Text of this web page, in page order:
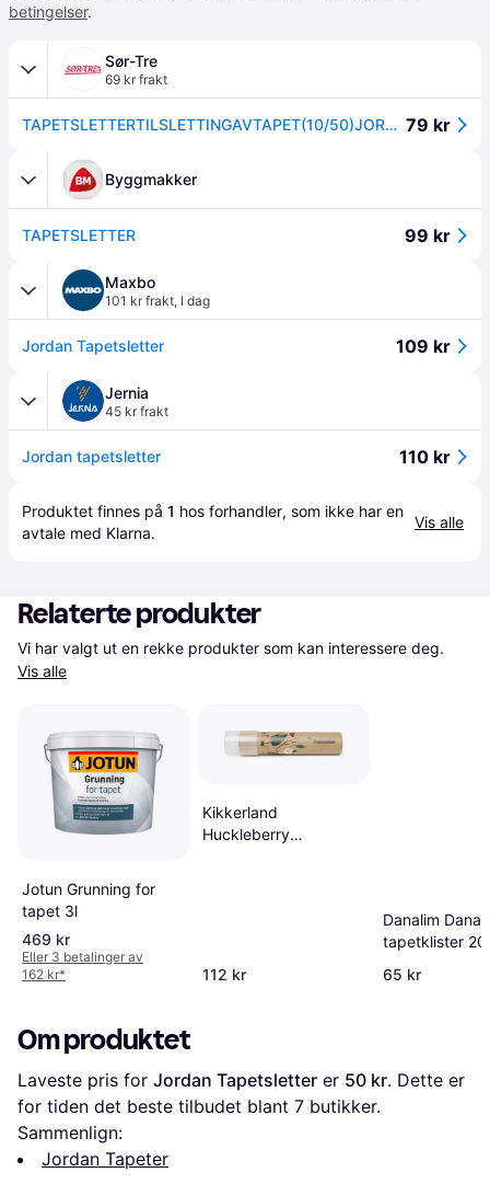
betingelser.
Sør-Tre
69 kr frakt
TAPETSLETTERTILSLETTINGAVTAPET(10/50)JORDAN 79 kr
Byggmakker
TAPETSLETTER 99 kr
Maxbo
101 kr frakt, I dag
Jordan Tapetsletter 109 kr
Jernia
45 kr frakt
Jordan tapetsletter 110 kr
Produktet finnes på 1 hos forhandler, som ikke har en
avtale med Klarna.
Vis alle
Relaterte produkter
Vis alle
Jotun Grunning for
tapet 3l
469 kr
Eller 3 betalinger av
162 kr*
Kikkerland
Huckleberry
112 kr
Danalim Dana
tapetklister
65 kr
Om produktet
Laveste pris for Jordan Tapetsletter er 50 kr. Dette er
for tiden det beste tilbudet blant 7 butikker.
Sammenlign:
Jordan Tapeter